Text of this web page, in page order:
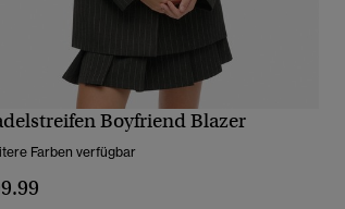
SCHNELLANSICHT
Boyfriend Blazer
Farben verfügbar